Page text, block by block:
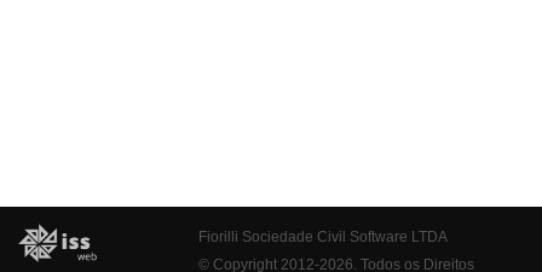
Fiorilli Sociedade Civil Software LTDA
© Copyright 2012-2026. Todos os Direitos